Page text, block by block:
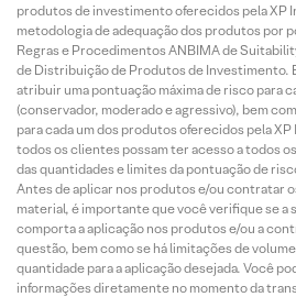
produtos de investimento oferecidos pela XP
metodologia de adequação dos produtos por
Regras e Procedimentos ANBIMA de
de Distribuição de Produtos de Investimento.
atribuir uma pontuação máxima de risco para
(conservador, moderado e agressivo), bem
para cada um dos produtos oferecidos pela
todos os clientes possam ter acesso a todos
das quantidades e limites da pontuação de
Antes de aplicar nos produtos e/ou contratar
material, é importante que você verifique se a
comporta a aplicação nos produtos e/ou a
questão, bem como se há limitações de
quantidade para a aplicação desejada. Você
informações diretamente no momento da